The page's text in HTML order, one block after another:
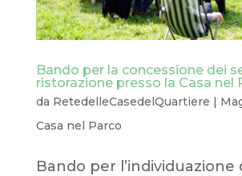
Bando per la concessione dei
ristorazione presso la Casa nel
da RetedelleCasedelQuartiere |
Casa nel Parco
Bando per l’individuazione